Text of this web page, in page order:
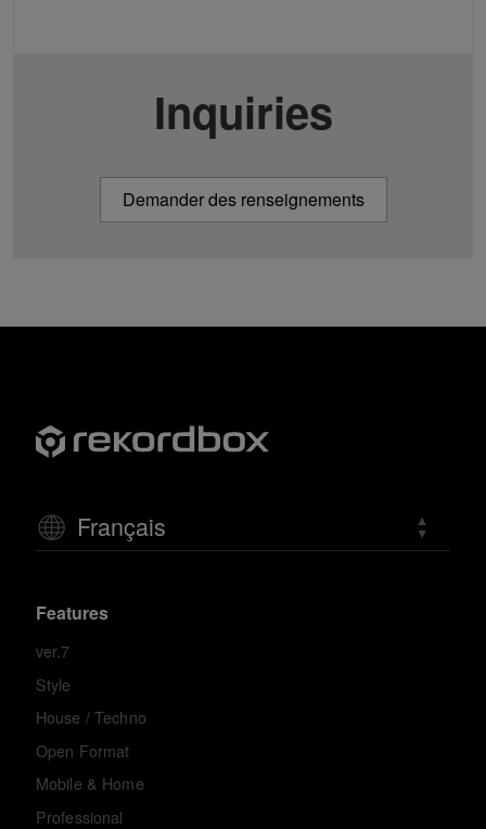
Inquiries
Demander des renseignements
Français
Features
ver.7
Style
House / Techno
Open Format
Mobile & Home
Professional